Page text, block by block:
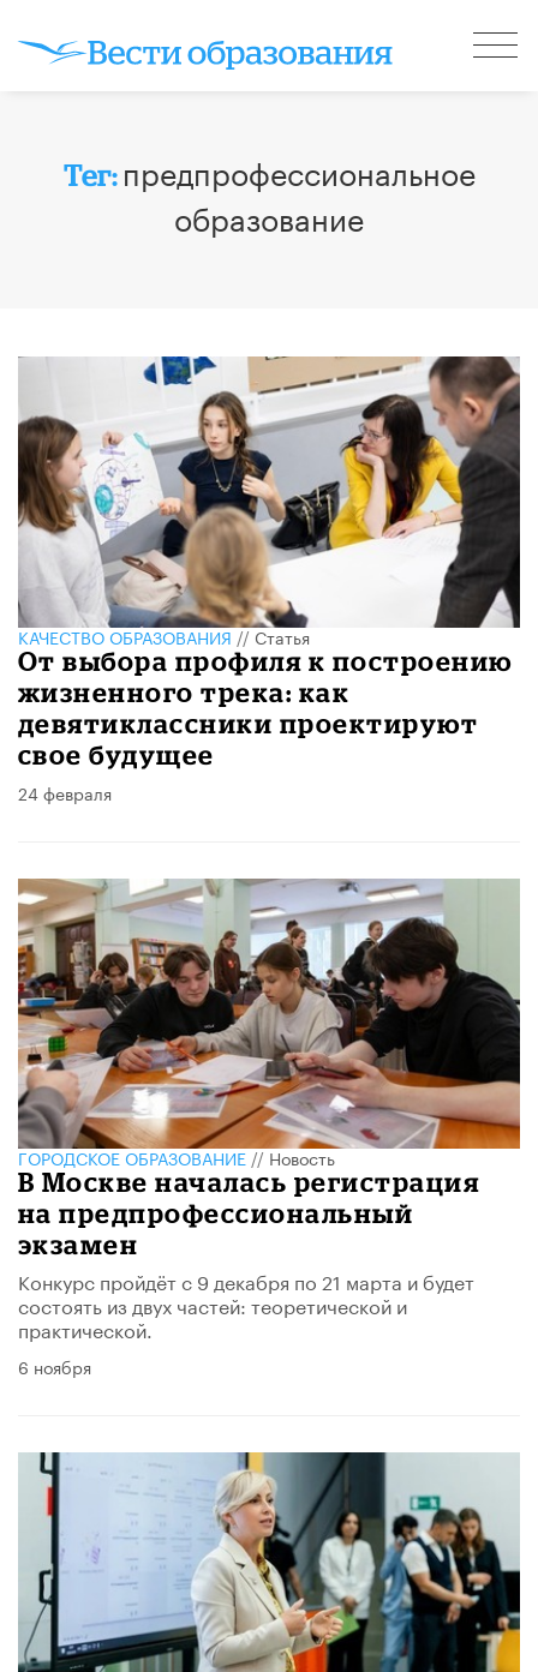
Тег: предпрофессиональное
образование
КАЧЕСТВО ОБРАЗОВАНИЯ//Статья
От выбора профиля к построению
жизненного трека: как
девятиклассники проектируют
свое будущее
24 февраля
ГОРОДСКОЕ ОБРАЗОВАНИЕ//Новость
В Москве началась регистрация
на предпрофессиональный
экзамен
Конкурс пройдёт с 9 декабря по 21 марта и будет
состоять из двух частей: теоретической и
практической.
6 ноября